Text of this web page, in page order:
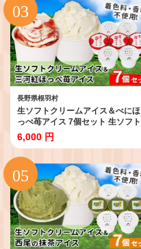
ランド 6000円
長野県根羽村
生ソフトクリームアイス＆べにほ
っぺ苺アイス 7個セット 生ソフト
クリームアイス 紅ほっぺ いち
ご アイスクリーム ソフトクリ
ーム スイーツ デザート 根羽村
ネバーランド 6000円
6,000 円